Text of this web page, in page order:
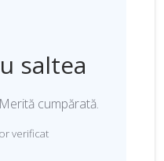
saltea
cumpărată.
verificat